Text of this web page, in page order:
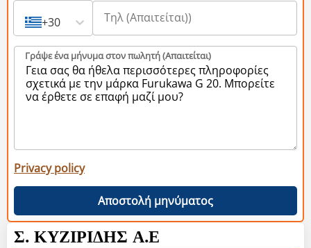
+30
Γράψε ένα μήνυμα στον πωλητή (Aπαιτείται)
Privacy policy
Αποστολή μηνύματος
Σ. ΚΥΖΙΡΙΔΗΣ Α.Ε